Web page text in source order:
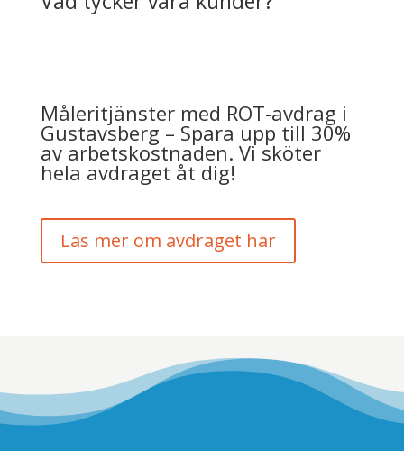
Måleritjänster med ROT-avdrag i
Gustavsberg – Spara upp till 30%
av arbetskostnaden. Vi sköter
hela avdraget åt dig!
Läs mer om avdraget här